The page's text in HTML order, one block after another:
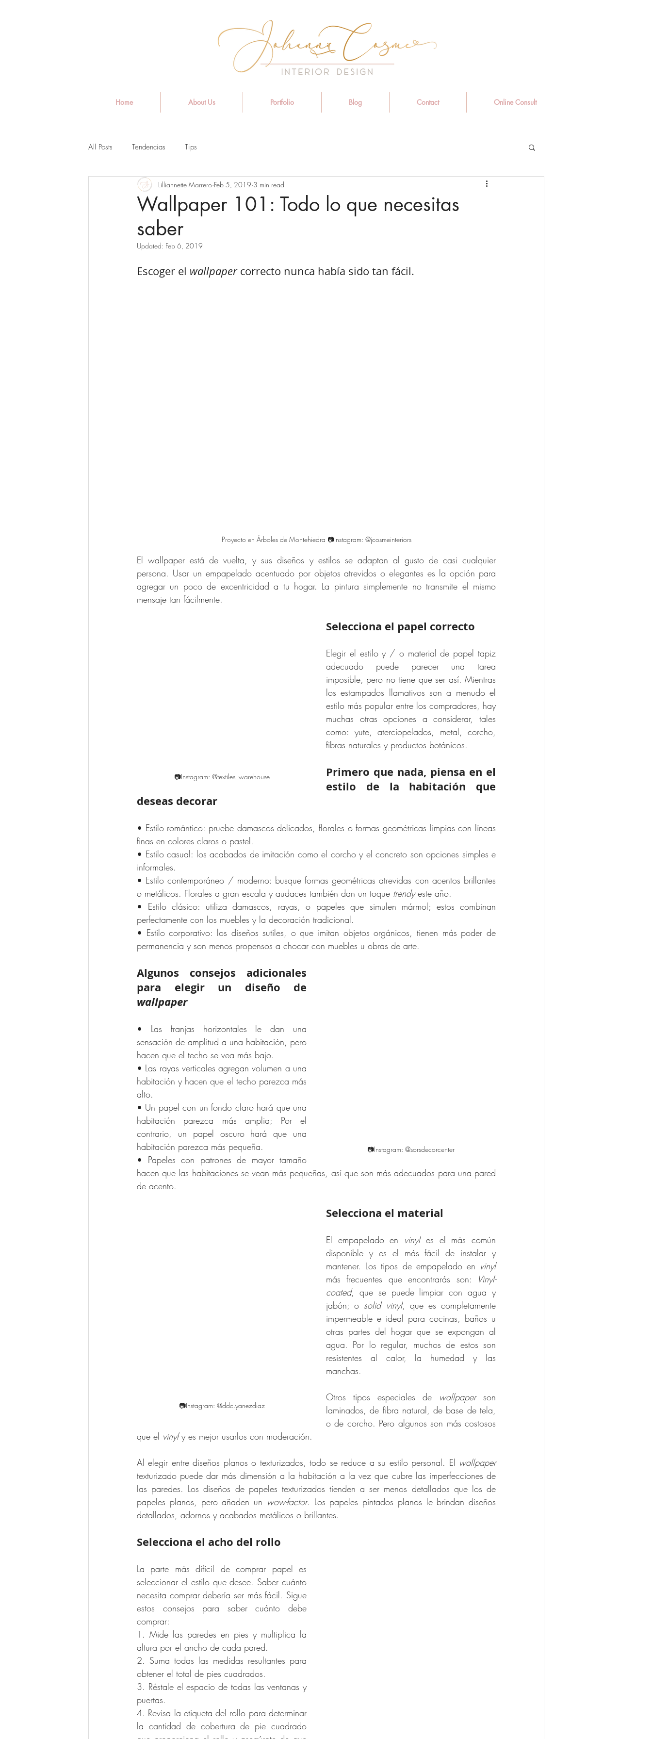
Home About Us Portfolio Blog Contact Online Consult
All Posts Tendencias Tips
Wallpaper 101: Todo lo que necesitas
saber
Lilliannette Marrero Feb 5, 2019 3 min read
Updated: Feb 6, 2019
Escoger el wallpaper correcto nunca había sido tan fácil.
Proyecto en Árboles de Montehiedra 📷Instagram: @jcosmeinteriors
El wallpaper está de vuelta, y sus diseños y estilos se adaptan al gusto de casi cualquier
persona. Usar un empapelado acentuado por objetos atrevidos o elegantes es la opción para
agregar un poco de excentricidad a tu hogar. La pintura simplemente no transmite el mismo
mensaje tan fácilmente.
📷Instagram: @textiles_warehouse
Selecciona el papel correcto
Elegir el estilo y / o material de papel tapiz
adecuado puede parecer una tarea
imposible, pero no tiene que ser así. Mientras
los estampados llamativos son a menudo el
estilo más popular entre los compradores, hay
muchas otras opciones a considerar, tales
como: yute, aterciopelados, metal, corcho,
fibras naturales y productos botánicos.
Primero que nada, piensa en el
estilo de la habitación que
deseas decorar
• Estilo romántico: pruebe damascos delicados, florales o formas geométricas limpias con líneas
finas en colores claros o pastel.
• Estilo casual: los acabados de imitación como el corcho y el concreto son opciones simples e
informales.
• Estilo contemporáneo / moderno: busque formas geométricas atrevidas con acentos brillantes
o metálicos. Florales a gran escala y audaces también dan un toque trendy este año.
• Estilo clásico: utiliza damascos, rayas, o papeles que simulen mármol; estos combinan
perfectamente con los muebles y la decoración tradicional.
• Estilo corporativo: los diseños sutiles, o que imitan objetos orgánicos, tienen más poder de
permanencia y son menos propensos a chocar con muebles u obras de arte.
📷Instagram: @sorsdecorcenter
Algunos consejos adicionales
wallpaper
• Las franjas horizontales le dan una
sensación de amplitud a una habitación, pero
hacen que el techo se vea más bajo.
• Las rayas verticales agregan volumen a una
habitación y hacen que el techo parezca más
alto.
• Un papel con un fondo claro hará que una
habitación parezca más amplia; Por el
contrario, un papel oscuro hará que una
habitación parezca más pequeña.
• Papeles con patrones de mayor tamaño
hacen que las habitaciones se vean más pequeñas, así que son más adecuados para una pared
de acento.
📷Instagram: @ddc.yanezdiaz
Selecciona el material
El empapelado en vinyl es el más común
disponible y es el más fácil de instalar y
mantener. Los tipos de empapelado en
vinyl
más frecuentes que encontrarás son:
Vinyl-
coated, que se puede limpiar con agua y
jabón; o solid vinyl, que es completamente
impermeable e ideal para cocinas, baños u
otras partes del hogar que se expongan al
agua. Por lo regular, muchos de estos son
resistentes al calor, la humedad y las
manchas.
Otros tipos especiales de wallpaper son
laminados, de fibra natural, de base de tela,
o de corcho. Pero algunos son más costosos
que el vinyl y es mejor usarlos con moderación.
Al elegir entre diseños planos o texturizados, todo se reduce a su estilo personal. El wallpaper
texturizado puede dar más dimensión a la habitación a la vez que cubre las imperfecciones de
las paredes. Los diseños de papeles texturizados tienden a ser menos detallados que los de
papeles planos, pero añaden un wow-factor. Los papeles pintados planos le brindan diseños
detallados, adornos y acabados metálicos o brillantes.
Selecciona el acho del rollo
La parte más difícil de comprar papel es
seleccionar el estilo que desee. Saber cuánto
necesita comprar debería ser más fácil. Sigue
estos consejos para saber cuánto debe
comprar:
1. Mide las paredes en pies y multiplica la
altura por el ancho de cada pared.
2. Suma todas las medidas resultantes para
obtener el total de pies cuadrados.
3. Réstale el espacio de todas las ventanas y
puertas.
4. Revisa la etiqueta del rollo para determinar
la cantidad de cobertura de pie cuadrado